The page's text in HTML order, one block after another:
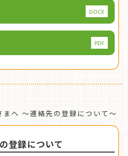
ヘ ～連絡先の登録について～
登録について